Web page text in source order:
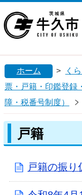
閉じる
ホーム > く
票・戸籍・印鑑登録
障・税番号制度）
戸籍
戸籍の振り